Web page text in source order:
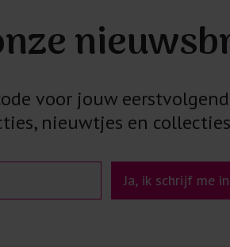
voor jouw
nieuwtjes en
Ja, ik schrijf me in